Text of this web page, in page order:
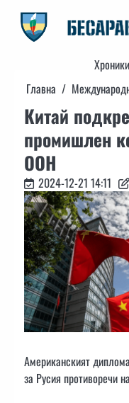
content
Главна
Китай
промишлен
ООН
2024-12-21 14:11
Американският
за Русия противоречи